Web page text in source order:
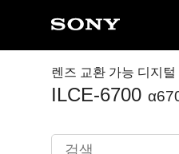
렌즈 교환 가능 디지털
ILCE-6700